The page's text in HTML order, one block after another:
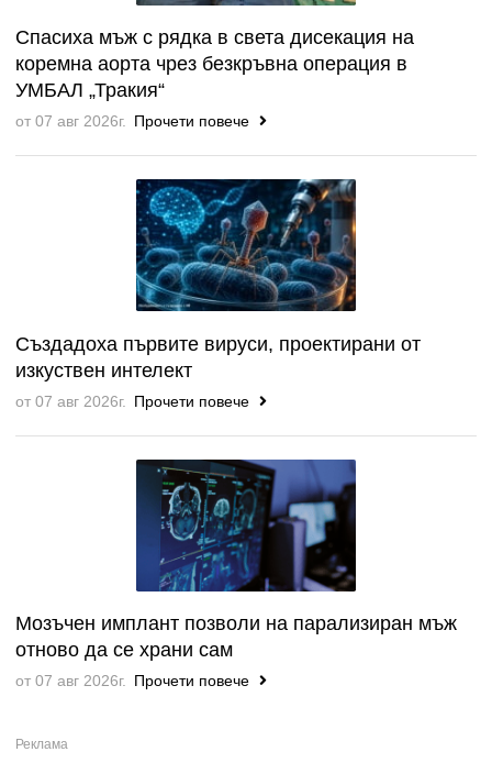
Спасиха мъж с рядка в света дисекация на
коремна аорта чрез безкръвна операция в
УМБАЛ „Тракия“
от 07 авг 2026г. Прочети повече
Създадоха първите вируси, проектирани от
изкуствен интелект
от 07 авг 2026г. Прочети повече
Мозъчен имплант позволи на парализиран мъж
отново да се храни сам
от 07 авг 2026г. Прочети повече